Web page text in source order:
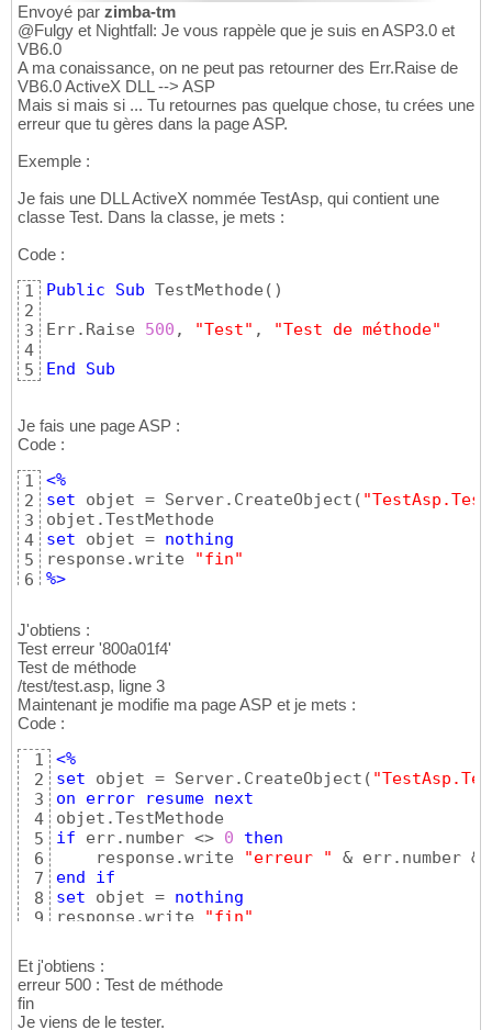
Envoyé par zimba-tm
@Fulgy et Nightfall: Je vous rappèle que je suis en ASP3.0 et
VB6.0
A ma conaissance, on ne peut pas retourner des Err.Raise de
VB6.0 ActiveX DLL --> ASP
Mais si mais si ... Tu retournes pas quelque chose, tu crées une
erreur que tu gères dans la page ASP.
Exemple :
Je fais une DLL ActiveX nommée TestAsp, qui contient une
classe Test. Dans la classe, je mets :
Code :
1
2
3
4
5
Public Sub TestMethode ( )
Err.Raise 500 , "Test" ,
"Test de méthode"
End
Sub
Je fais une page ASP :
Code :
1
2
3
4
5
6
<%
set objet = Server.CreateObject (
set objet = nothing
response.write
"fin"
%>
J'obtiens :
Test erreur '800a01f4'
Test de méthode
/test/test.asp, ligne 3
Maintenant je modifie ma page ASP et je mets :
Code :
1
2
3
4
5
6
7
8
9
<%
set objet = Server.CreateObject (
on
error resume next
if err.number <> 0
then
    response.write
"erreur " & err.number &
end
if
set objet = nothing
response.write
"fin"
Et j'obtiens :
erreur 500 : Test de méthode
fin
Je viens de le tester.